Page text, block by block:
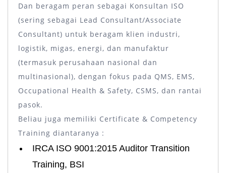
Dan beragam peran sebagai Konsultan ISO
(sering sebagai Lead Consultant/Associate
Consultant) untuk beragam klien industri,
logistik, migas, energi, dan manufaktur
(termasuk perusahaan nasional dan
multinasional), dengan fokus pada QMS, EMS,
Occupational Health & Safety, CSMS, dan rantai
pasok.
Beliau juga memiliki Certificate & Competency
Training diantaranya :
IRCA ISO 9001:2015 Auditor Transition
Training, BSI